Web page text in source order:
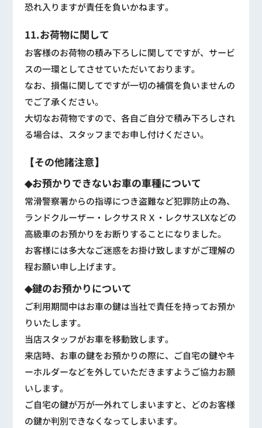
恐れ入りますが責任を負いかねます。
11.お荷物に関して
お客様のお荷物の積み下ろしに関してですが、サービ
スの一環としてさせていただいております。
なお、損傷に関してですが一切の補償を負いませんの
でご了承ください。
大切なお荷物ですので、各自ご自分で積み下ろしされ
る場合は、スタッフまでお申し付けください。
【その他諸注意】
◆お預かりできないお車の車種について
常滑警察署からの指導につき盗難など犯罪防止の為、
ランドクルーザー・レクサスＲＸ・レクサスLXなどの
高級車のお預かりをお断りすることになりました。
お客様には多大なご迷惑をお掛け致しますがご理解の
程お願い申し上げます。
◆鍵のお預かりについて
ご利用期間中はお車の鍵は当社で責任を持ってお預か
りいたします。
当店スタッフがお車を移動致します。
来店時、お車の鍵をお預かりの際に、ご自宅の鍵やキ
ーホルダーなどを外していただきますようご協力お願
いします。
ご自宅の鍵が万が一外れてしまいますと、どのお客様
の鍵か判別できなくなってしまいます。